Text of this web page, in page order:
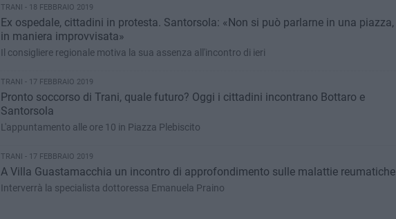
TRANI - 18 FEBBRAIO 2019
Ex ospedale, cittadini in protesta. Santorsola: «Non si può parlarne in una piazza,
in maniera improvvisata»
Il consigliere regionale motiva la sua assenza all'incontro di ieri
TRANI - 17 FEBBRAIO 2019
Pronto soccorso di Trani, quale futuro? Oggi i cittadini incontrano Bottaro e
Santorsola
L'appuntamento alle ore 10 in Piazza Plebiscito
TRANI - 17 FEBBRAIO 2019
A Villa Guastamacchia un incontro di approfondimento sulle malattie reumatiche
Interverrà la specialista dottoressa Emanuela Praino